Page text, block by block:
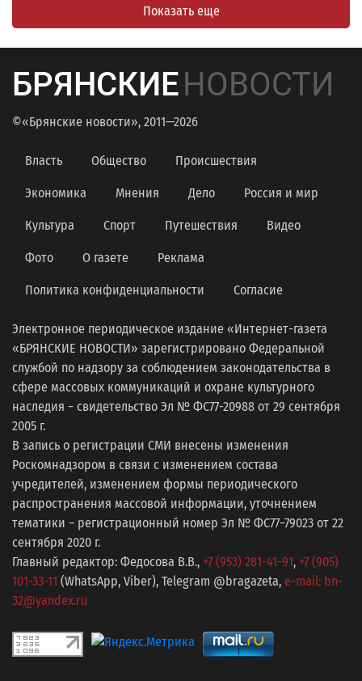
Показать еще
БРЯНСКИЕНОВОСТИ
©«Брянские новости», 2011—2026
Власть Общество Происшествия
Экономика Мнения Дело Россия и мир
Культура Спорт Путешествия Видео
Фото О газете Реклама
Политика конфиденциальности Согласие
Электронное периодическое издание «Интернет-газета
«БРЯНСКИЕ НОВОСТИ» зарегистрировано Федеральной
службой по надзору за соблюдением законодательства в
сфере массовых коммуникаций и охране культурного
наследия − свидетельство Эл № ФС77-20988 от 29 сентября
2005 г.
В запись о регистрации СМИ внесены изменения
Роскомнадзором в связи с изменением состава
учредителей, изменением формы периодического
распространения массовой информации, уточнением
тематики − регистрационный номер Эл № ФС77−79023 от 22
сентября 2020 г.
Главный редактор: Федосова В.В., +7 (953) 281-41-91, +7 (905)
101-33-11 (WhatsApp, Viber), Telegram @bragazeta, e-mail: bn-
32@yandex.ru